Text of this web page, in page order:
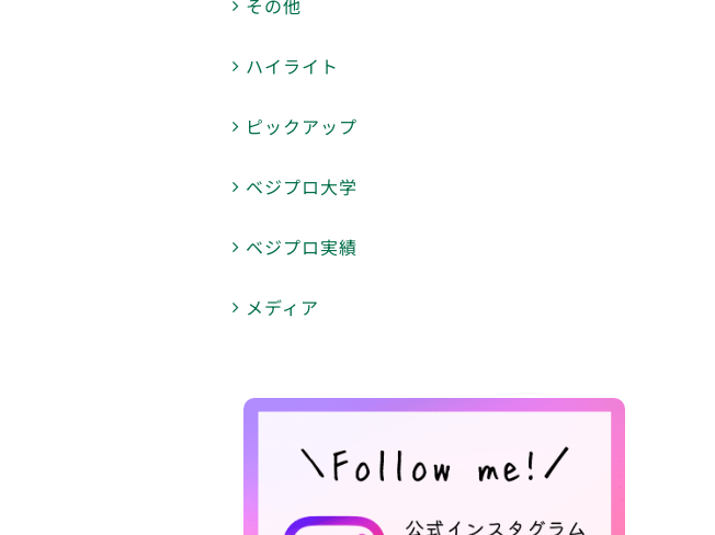
その他
ハイライト
ピックアップ
ベジプロ大学
ベジプロ実績
メディア